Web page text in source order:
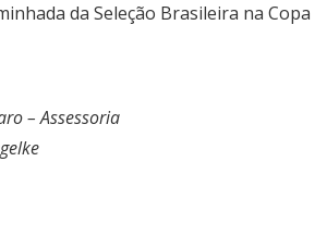
da Seleção Brasileira na Copa
– Assessoria